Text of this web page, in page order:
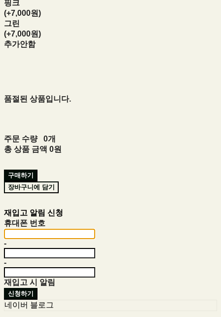
핑크
(+7,000원)
그린
(+7,000원)
추가안함
품절된 상품입니다.
주문 수량
0개
총 상품 금액 0원
구매하기
장바구니에 담기
재입고 알림 신청
휴대폰 번호
-
-
재입고 시 알림
신청하기
네이버 블로그